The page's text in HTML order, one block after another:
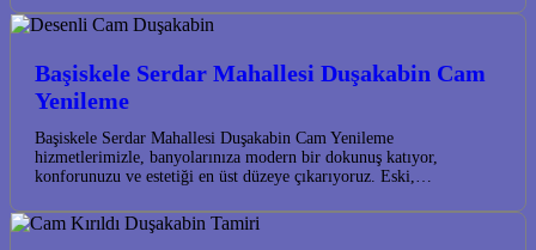
Başiskele Serdar Mahallesi Duşakabin Cam
Yenileme
Başiskele Serdar Mahallesi Duşakabin Cam Yenileme
hizmetlerimizle, banyolarınıza modern bir dokunuş katıyor,
konforunuzu ve estetiği en üst düzeye çıkarıyoruz. Eski,…